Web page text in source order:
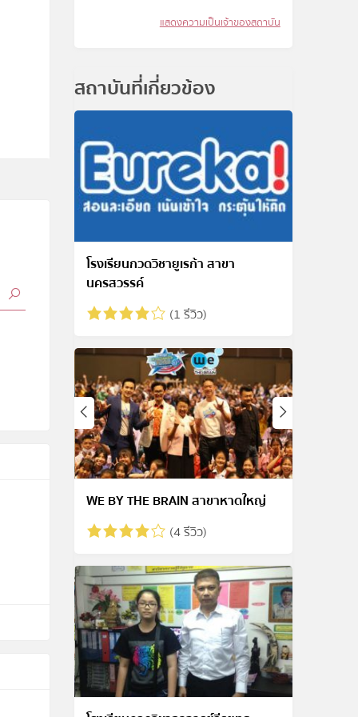
แสดงความเป็นเจ้าของสถาบัน
สถาบันที่เกี่ยวข้อง
โรงเรียนกวดวิชายูเรก้า สาขา
นครสวรรค์
(1 รีวิว)
WE BY THE BRAIN สาขาหาดใหญ่
(4 รีวิว)